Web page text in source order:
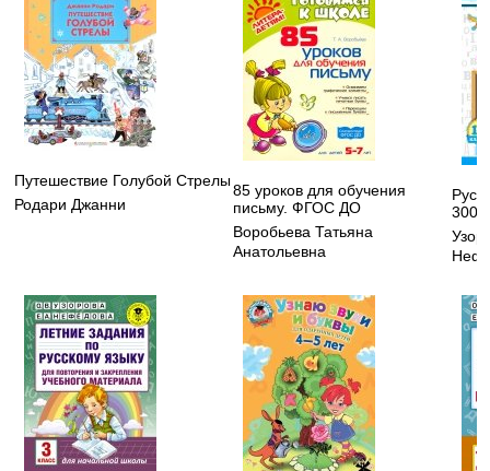
Путешествие Голубой Стрелы
Родари Джанни
85 уроков для обучения
письму. ФГОС ДО
Воробьева Татьяна
Анатольевна
3000